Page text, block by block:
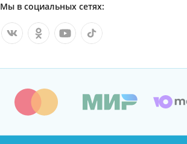
Мы в социальных сетях: